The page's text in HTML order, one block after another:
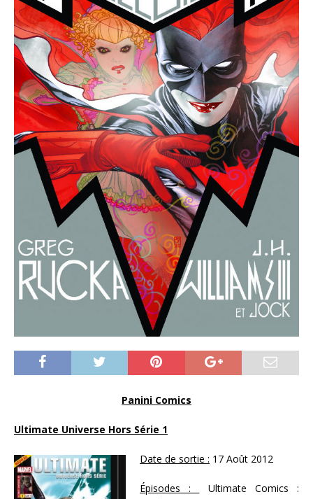
Panini Comics
Ultimate Universe Hors Série 1
Date de sortie : 17 Août 2012
Épisodes :
Ultimate Comics :